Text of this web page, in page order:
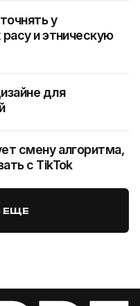
у
расу и этническую
для
смену алгоритма,
с TikTok
ЕЩЕ